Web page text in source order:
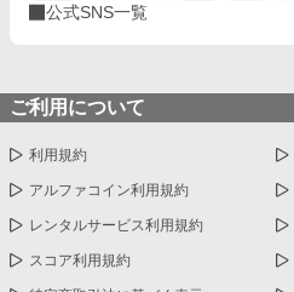
公式SNS一覧
ご利用について
利用規約
アルファコイン利用規約
レンタルサービス利用規約
スコア利用規約